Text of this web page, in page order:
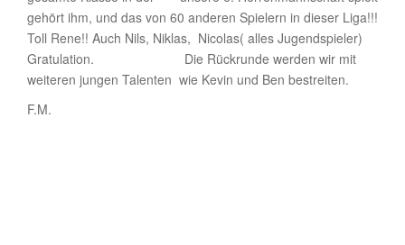
gehört ihm, und das von 60 anderen Spielern in dieser Liga!!!
Toll Rene!! Auch Nils, Niklas, Nicolas( alles Jugendspieler)
Gratulation. Die Rückrunde werden wir mit
weiteren jungen Talenten wie Kevin und Ben bestreiten.
F.M.